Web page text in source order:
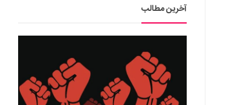
آخرین مطالب